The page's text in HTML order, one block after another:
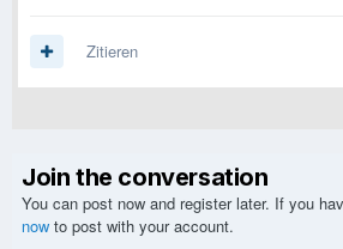
Zitieren
Join the conversation
You can post now and register later. If you
now to post with your account.